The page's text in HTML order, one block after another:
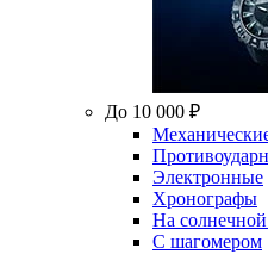
До 10 000 ₽
Электронные
Хронографы
На солнечной
С шагомером